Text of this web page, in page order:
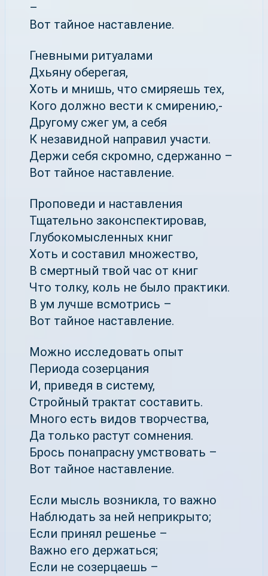
–
Вот тайное наставление.
Гневными ритуалами
Дхьяну оберегая,
Хоть и мнишь, что смиряешь тех,
Кого должно вести к смирению,-
Другому сжег ум, а себя
К незавидной направил участи.
Держи себя скромно, сдержанно –
Вот тайное наставление.
Проповеди и наставления
Тщательно законспектировав,
Глубокомысленных книг
Хоть и составил множество,
В смертный твой час от книг
Что толку, коль не было практики.
В ум лучше всмотрись –
Вот тайное наставление.
Можно исследовать опыт
Периода созерцания
И, приведя в систему,
Стройный трактат составить.
Много есть видов творчества,
Да только растут сомнения.
Брось понапрасну умствовать –
Вот тайное наставление.
Если мысль возникла, то важно
Наблюдать за ней неприкрыто;
Если принял решенье –
Важно его держаться;
Если не созерцаешь –